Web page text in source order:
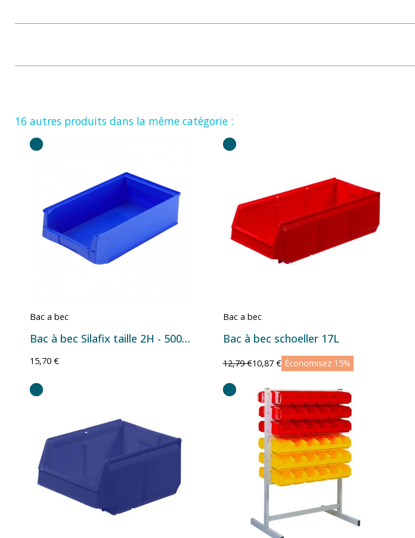
16 autres produits dans la même catégorie :
Bac a bec
Bac à bec Silafix taille 2H - 500x310x145 mm - 17 L Bleu
15,70 €
Bac a bec
Bac à bec schoeller 17L
12,79 €10,87 € Économisez 15%